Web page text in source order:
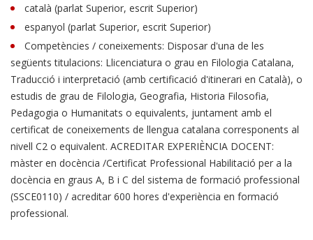
català (parlat Superior, escrit Superior)
espanyol (parlat Superior, escrit Superior)
Competències / coneixements: Disposar d'una de les
següents titulacions: Llicenciatura o grau en Filologia Catalana,
Traducció i interpretació (amb certificació d'itinerari en Català), o
estudis de grau de Filologia, Geografia, Historia Filosofia,
Pedagogia o Humanitats o equivalents, juntament amb el
certificat de coneixements de llengua catalana corresponents al
nivell C2 o equivalent. ACREDITAR EXPERIÈNCIA DOCENT:
màster en docència /Certificat Professional Habilitació per a la
docència en graus A, B i C del sistema de formació professional
(SSCE0110) / acreditar 600 hores d'experiència en formació
professional.